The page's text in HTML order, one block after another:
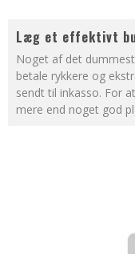
Læg et effektivt
Noget af det
betale rykkere og
sendt til inkasso. For
mere end noget god